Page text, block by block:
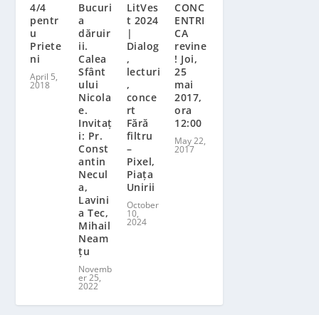
4/4
pentr
u
Priete
ni
April 5,
2018
Bucuri
a
dăruir
ii.
Calea
Sfânt
ului
Nicola
e.
Invitaț
i: Pr.
Const
antin
Necul
a,
Lavini
a Tec,
Mihail
Neam
țu
Novemb
er 25,
2022
LitVes
t 2024
|
Dialog
,
lecturi
,
conce
rt
Fără
filtru
–
Pixel,
Piața
Unirii
October
10,
2024
CONC
ENTRI
CA
revine
! Joi,
25
mai
2017,
ora
12:00
May 22,
2017